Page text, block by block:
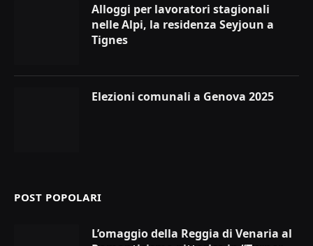
Alloggi per lavoratori stagionali
nelle Alpi, la residenza Seyjoun a
Tignes
Elezioni comunali a Genova 2025
POST POPOLARI
L’omaggio della Reggia di Venaria al